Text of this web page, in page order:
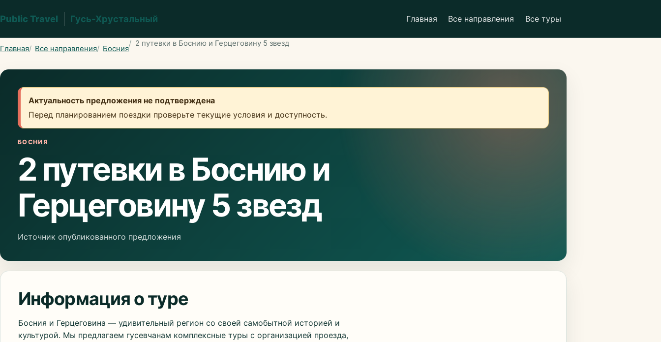
Public Travel Гусь-Хрустальный Главная Все направления Все туры
Главная Все направления Босния
2 путевки в Боснию и Герцеговину 5 звезд
Актуальность предложения не подтверждена
Перед планированием поездки проверьте текущие условия и доступность.
БОСНИЯ
2 путевки в Боснию и
Герцеговину 5 звезд
Источник опубликованного предложения
Информация о туре
Босния и Герцеговина — удивительный регион со своей самобытной историей и
культурой. Мы предлагаем гусевчанам комплексные туры с организацией проезда,